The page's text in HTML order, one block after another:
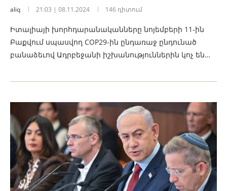
aliq 21:03 | 08.11.2024 146 դիտում
Իտալիայի խորհդարանականները նոյեմբերի 11-ին
Բաքվում սպասվող COP29-ին ընդառաջ ընդունած
բանաձեւով Ադրբեջանի իշխանություններին կոչ են…